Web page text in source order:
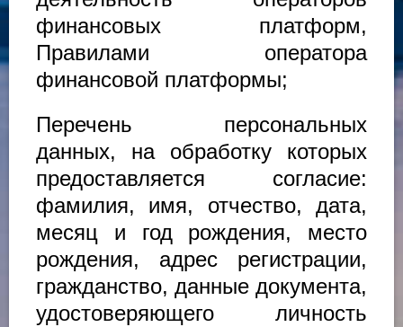
финансовых платформ,
Правилами оператора
финансовой платформы;
Перечень персональных
данных, на обработку которых
предоставляется согласие:
фамилия, имя, отчество, дата,
месяц и год рождения, место
рождения, адрес регистрации,
гражданство, данные документа,
удостоверяющего личность